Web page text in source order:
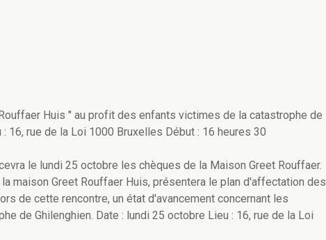
Huis " au profit des enfants victimes de la catastrophe de
16, rue de la Loi 1000 Bruxelles Début : 16 heures 30
le lundi 25 octobre les chèques de la Maison Greet Rouffaer.
maison Greet Rouffaer Huis, présentera le plan d'affectation des
de cette rencontre, un état d'avancement concernant les
de Ghilenghien. Date : lundi 25 octobre Lieu : 16, rue de la Loi